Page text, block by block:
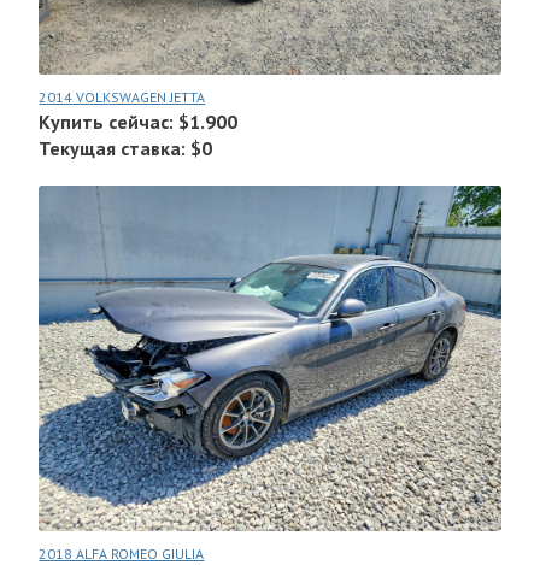
2014 VOLKSWAGEN JETTA
Купить сейчас: $1.900
Текущая ставка: $0
2018 ALFA ROMEO GIULIA